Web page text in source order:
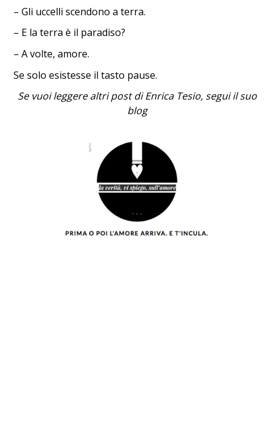
– Gli uccelli scendono a terra.
– E la terra è il paradiso?
– A volte, amore.
Se solo esistesse il tasto pause.
Se vuoi leggere altri post di Enrica Tesio, segui il suo
blog